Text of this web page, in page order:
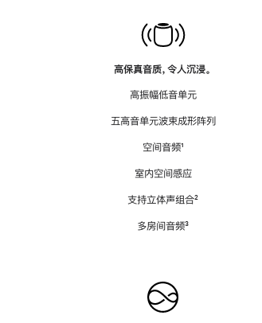
高保真音质，令人沉浸。
高振幅低音单元
五高音单元波束成形阵列
空间音频脚
¹
室内空间感应
支持立体声组合脚
²
多房间音频脚
³